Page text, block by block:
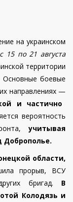
на украинском
15 по 21 августа
территории
Основные боевые
направлениях —
и частично
вероятность
учитывая
Доброполье.
области,
прорыв, ВСУ
бригад. В
Колодязь и